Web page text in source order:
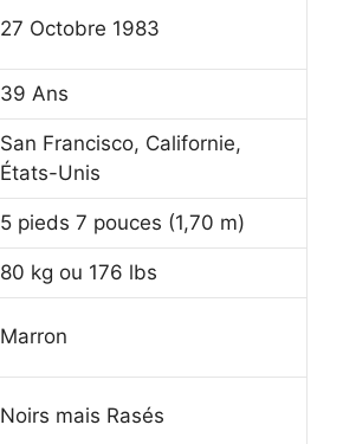
27 Octobre 1983
39 Ans
San Francisco, Californie,
États-Unis
5 pieds 7 pouces (1,70 m)
80 kg ou 176 lbs
Marron
Noirs mais Rasés